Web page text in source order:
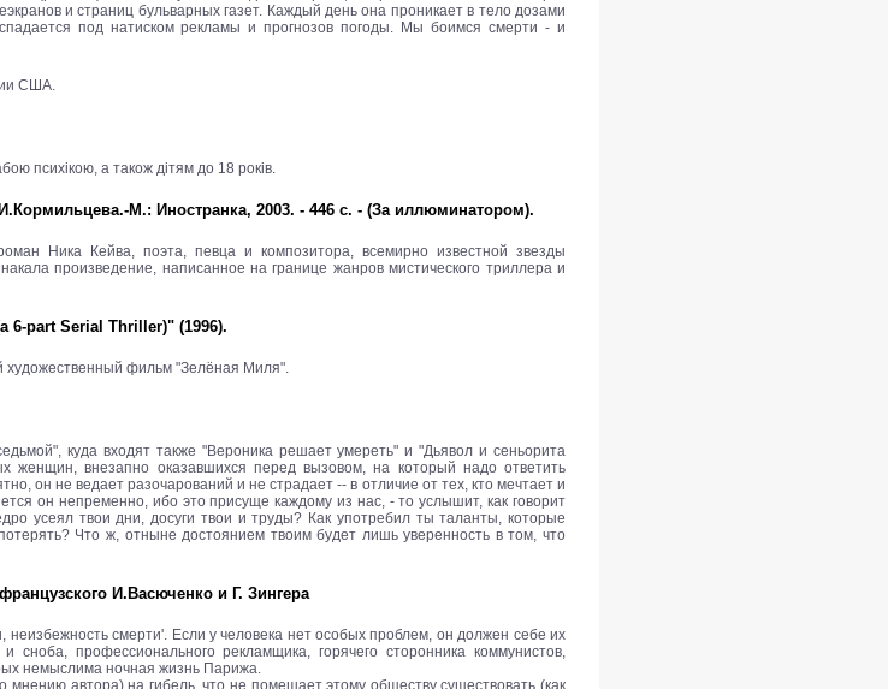
и страниц бульварных газет. Каждый день она проникает в тело дозами
под натиском рекламы и прогнозов погоды. Мы боимся смерти - и
США.
психікою, а також дітям до 18 років.
М.: Иностранка, 2003. - 446 с. - (За иллюминатором).
Ника Кейва, поэта, певца и композитора, всемирно известной звезды
произведение, написанное на границе жанров мистического триллера и
6-part Serial Thriller)" (1996).
фильм "Зелёная Миля".
куда входят также "Вероника решает умереть" и "Дьявол и сеньорита
внезапно оказавшихся перед вызовом, на который надо ответить
он не ведает разочарований и не страдает -- в отличие от тех, кто мечтает и
он непременно, ибо это присуще каждому из нас, - то услышит, как говорит
усеял твои дни, досуги твои и труды? Как употребил ты таланты, которые
Что ж, отныне достоянием твоим будет лишь уверенность в том, что
И.Васюченко и Г. Зингера
смерти'. Если у человека нет особых проблем, он должен себе их
профессионального рекламщика, горячего сторонника коммунистов,
немыслима ночная жизнь Парижа.
мнению автора) на гибель, что не помешает этому обществу существовать (как